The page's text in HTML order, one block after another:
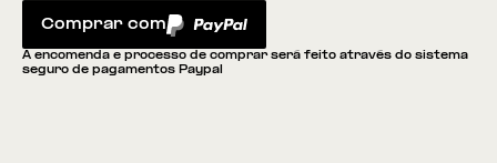
Comprar com
PayPal
A encomenda e processo de comprar será feito através do sistema
seguro de pagamentos Paypal